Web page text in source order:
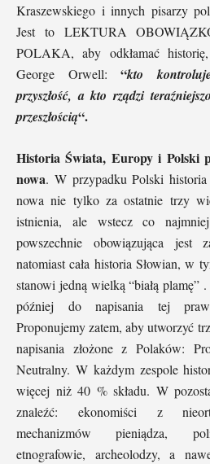
Kraszewskiego i innych pisarzy
Jest to LEKTURA
POLAKA, aby odkłamać
George Orwell: “kto
przyszłość, a kto rządzi
przeszłością“.
Historia Świata, Europy i Polski
nowa. W przypadku Polski
nowa nie tylko za ostatnie trzy
istnienia, ale wstecz co
powszechnie obowiązująca jest
natomiast cała historia Słowian, w
stanowi jedną wielką “białą plamę”
później do napisania tej
Proponujemy zatem, aby utworzyć
napisania złożone z Polaków:
Neutralny. W każdym zespole
więcej niż 40 % składu. W
znaleźć: ekonomiści z
mechanizmów pieniądza,
etnografowie, archeolodzy, a